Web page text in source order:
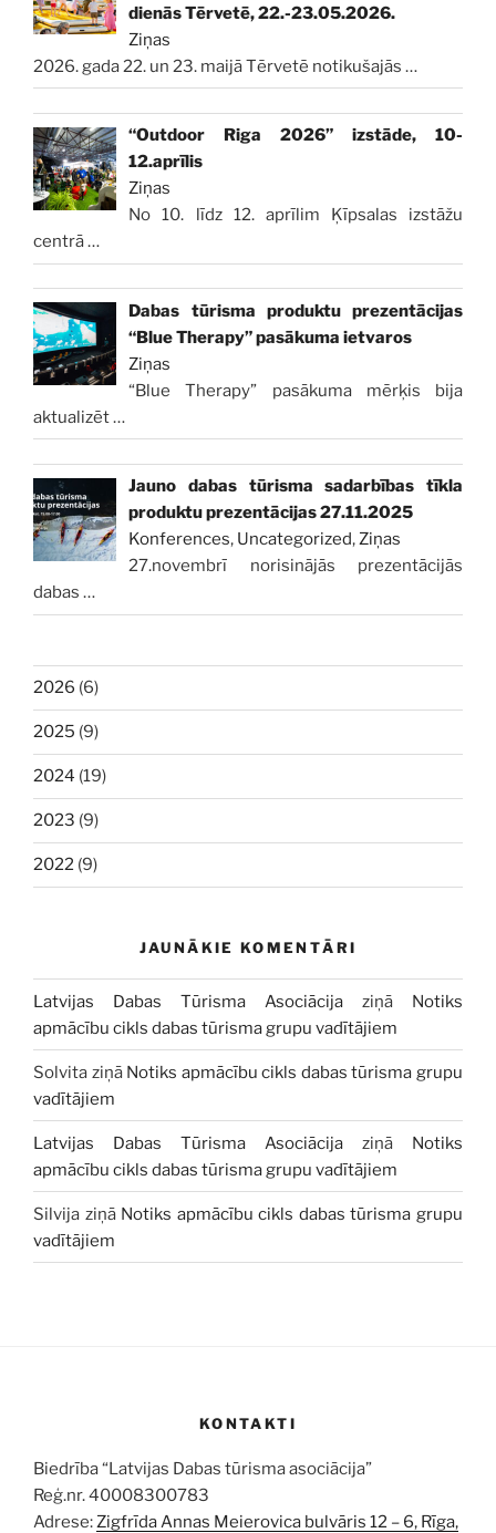
dienās Tērvetē, 22.-23.05.2026.
Ziņas
2026. gada 22. un 23. maijā Tērvetē notikušajās …
“Outdoor Riga 2026” izstāde, 10-
12.aprīlis
Ziņas
No 10. līdz 12. aprīlim Ķīpsalas izstāžu
centrā…
Dabas tūrisma produktu prezentācijas
“Blue Therapy” pasākuma ietvaros
Ziņas
“Blue Therapy” pasākuma mērķis bija
aktualizēt…
Jauno dabas tūrisma sadarbības tīkla
produktu prezentācijas 27.11.2025
Konferences, Uncategorized,Ziņas
27.novembrī norisinājās prezentācijās
dabas …
2026 (6)
2025 (9)
2024 (19)
2023 (9)
2022 (9)
JAUNĀKIE KOMENTĀRI
Latvijas Dabas Tūrisma Asociācija ziņā Notiks
apmācību cikls dabas tūrisma grupu vadītājiem
Solvita ziņā Notiks apmācību cikls dabas tūrisma grupu
vadītājiem
Latvijas Dabas Tūrisma Asociācija ziņā Notiks
apmācību cikls dabas tūrisma grupu vadītājiem
Silvija ziņā Notiks apmācību cikls dabas tūrisma grupu
vadītājiem
KONTAKTI
Biedrība “Latvijas Dabas tūrisma asociācija”
Reģ.nr. 40008300783
Adrese:Zigfrīda Annas Meierovica bulvāris 12 – 6, Rīga,